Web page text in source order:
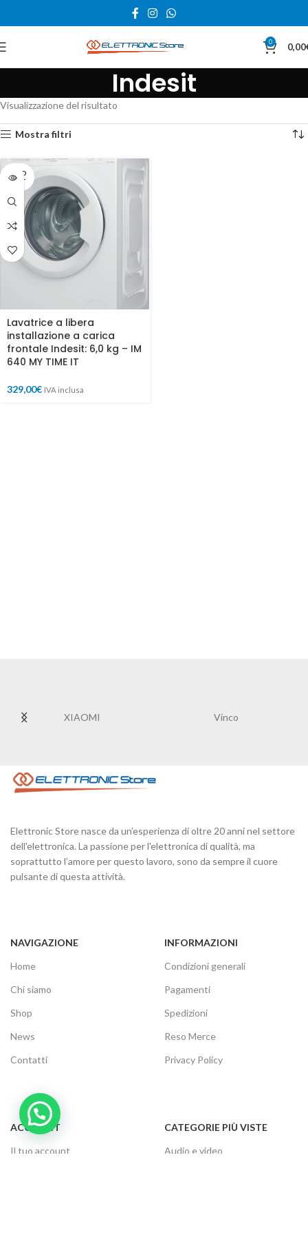
0 0,00
Indesit
Visualizzazione del risultato
Mostra filtri
SOLD
OUT
Lavatrice a libera
installazione a carica
frontale Indesit: 6,0 kg – IM
640 MY TIME IT
329,00€ IVA inclusa
XIAOMI Vinco
Elettronic Store nasce da un’esperienza di oltre 20 anni nel settore
dell'elettronica. La passione per l'elettronica di qualità, ma
soprattutto l’amore per questo lavoro, sono da sempre il cuore
pulsante di questa attività.
NAVIGAZIONE
Home
Chi siamo
Shop
News
Contatti
INFORMAZIONI
Condizioni generali
Pagamenti
Spedizioni
Reso Merce
Privacy Policy
ACCOUNT
Il tuo account
CATEGORIE PIÙ VISTE
Audio e video